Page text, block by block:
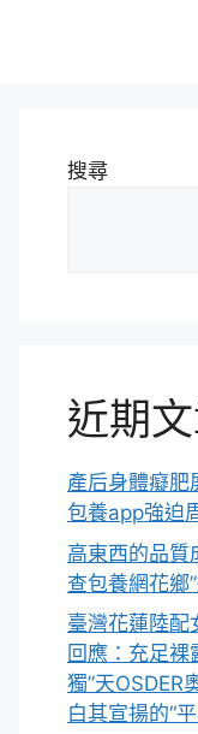
搜尋
近期
產后身體癡
包養app強迫
高東西的品質
查包養網花鄉
臺灣花蓮陸配
回應：充足裸
獨”天OSDER
白其宣揚的“